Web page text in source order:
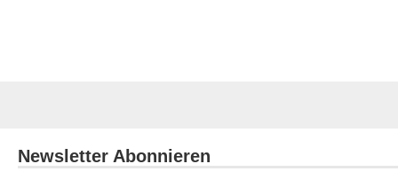
Newsletter Abonnieren